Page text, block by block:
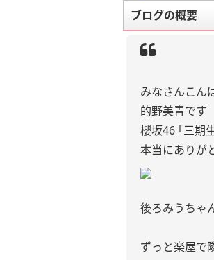
ブログの概要
みなさんこん
的野美青です
櫻坂46 ｢三期
本当にありが
後ろみうちゃ
ずっと楽屋で